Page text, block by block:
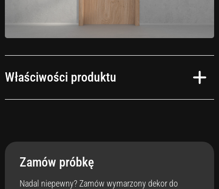
Właściwości produktu
Gwarancja
Zamów próbkę
Nadal niepewny? Zamów wymarzony dekor do